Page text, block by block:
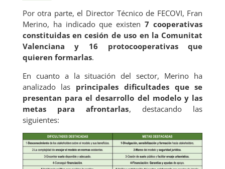
Por otra parte, el Director Técnico de FECOVI, Fran
Merino, ha indicado que existen7 cooperativas
constituidas en cesión de uso en la Comunitat
Valenciana y 16 protocooperativas que
quieren formarlas.
En cuanto a la situación del sector, Merino ha
analizado las principales dificultades que se
presentan para el desarrollo del modelo y las
metas para afrontarlas, destacando las
siguientes: